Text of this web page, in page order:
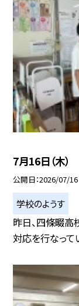
7月16日（木
公開日 2026/07/16
学校のようす
昨日、四條畷高
対応を行なって